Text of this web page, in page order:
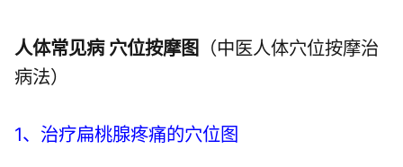
人体常见病 穴位按摩图
（中医人体穴位按摩治
病法）
1、治疗扁桃腺疼痛的穴位图